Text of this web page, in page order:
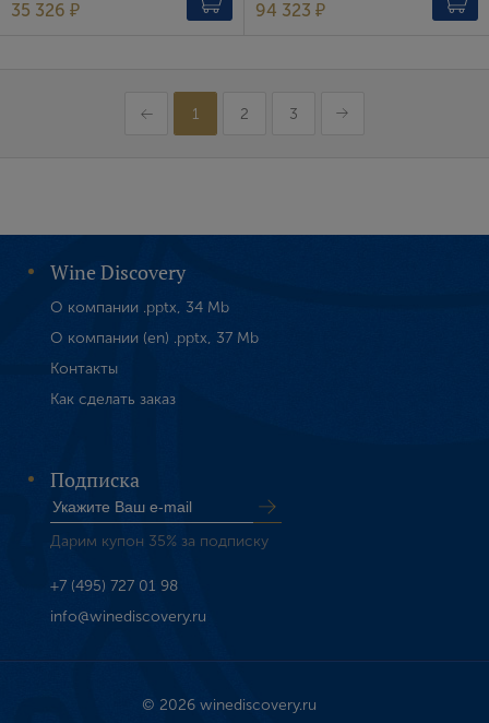
35 326 ₽ 94 323 ₽
1 2 3
Wine Discovery
О компании .pptx, 34 Mb
О компании (en) .pptx, 37 Mb
Контакты
Как сделать заказ
Подписка
Дарим купон 35% за подписку
+7 (495) 727 01 98
info@winediscovery.ru
© 2026 winediscovery.ru